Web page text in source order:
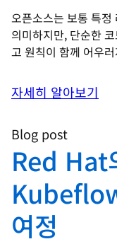
오픈소스는 보통 특
의미하지만, 단순한
고 원칙이 함께 어우
자세히 알아보기
Blog post
Red Hat
여정